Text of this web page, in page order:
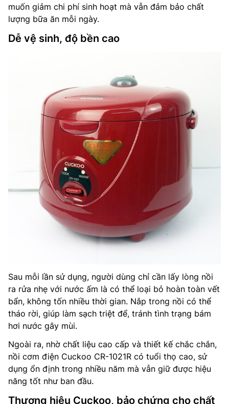
muốn giảm chi phí sinh hoạt mà vẫn đảm bảo chất
lượng bữa ăn mỗi ngày.
Dễ vệ sinh, độ bền cao
Sau mỗi lần sử dụng, người dùng chỉ cần lấy lòng nồi
ra rửa nhẹ với nước ấm là có thể loại bỏ hoàn toàn vết
bẩn, không tốn nhiều thời gian. Nắp trong nồi có thể
tháo rời, giúp làm sạch triệt để, tránh tình trạng bám
hơi nước gây mùi.
Ngoài ra, nhờ chất liệu cao cấp và thiết kế chắc chắn,
nồi cơm điện Cuckoo CR-1021R có tuổi thọ cao, sử
dụng ổn định trong nhiều năm mà vẫn giữ được hiệu
năng tốt như ban đầu.
Thương hiệu Cuckoo, bảo chứng cho chất